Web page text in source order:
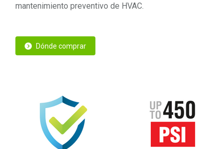
mantenimiento preventivo de HVAC.
Dónde comprar